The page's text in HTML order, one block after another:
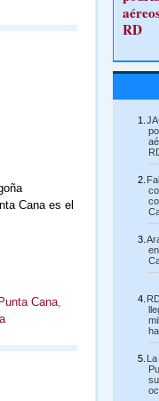
Cana es el
Cana,
RD